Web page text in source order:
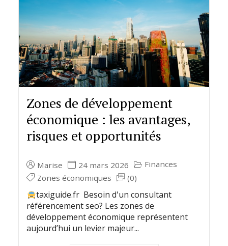
Zones de développement
économique : les avantages,
risques et opportunités
Marise 24 mars 2026
Finances
Zones économiques
(0)
taxiguide.fr Besoin d'un consultant
référencement seo? Les zones de
développement économique représentent
aujourd’hui un levier majeur...